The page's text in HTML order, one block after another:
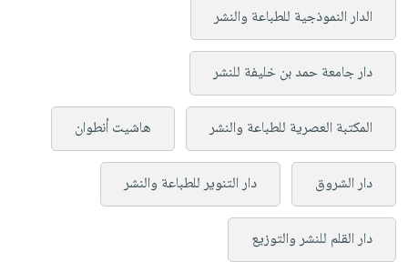
الدار النموذجية للطباعة والنشر
دار جامعة حمد بن خليفة للنشر
المكتبة العصرية للطباعة والنشر هاشيت أنطوان
دار الشروق دار التنوير للطباعة والنشر
دار القلم للنشر والتوزيع